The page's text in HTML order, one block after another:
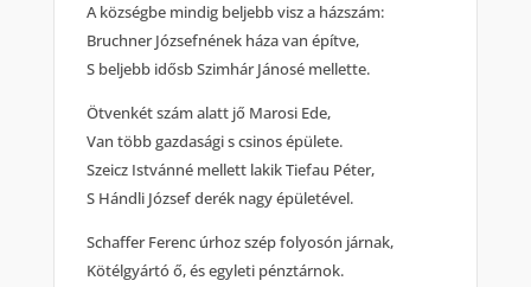
A községbe mindig beljebb visz a házszám:
Bruchner Józsefnének háza van építve,
S beljebb idősb Szimhár Jánosé mellette.
Ötvenkét szám alatt jő Marosi Ede,
Van több gazdasági s csinos épülete.
Szeicz Istvánné mellett lakik Tiefau Péter,
S Hándli József derék nagy épületével.
Schaffer Ferenc úrhoz szép folyosón járnak,
Kötélgyártó ő, és egyleti pénztárnok.